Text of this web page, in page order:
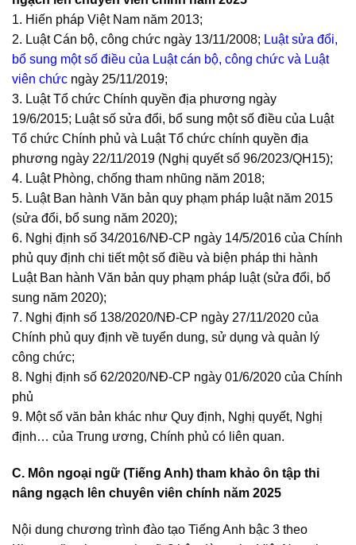
1. Hiến pháp Việt Nam năm 2013;
2. Luật Cán bộ, công chức ngày 13/11/2008; Luật sửa đổi,
bổ sung một số điều của Luật cán bộ, công chức và Luật
viên chức ngày 25/11/2019;
3. Luật Tổ chức Chính quyền địa phương ngày
19/6/2015; Luật số sửa đổi, bổ sung một số điều của Luật
Tổ chức Chính phủ và Luật Tổ chức chính quyền địa
phương ngày 22/11/2019 (Nghị quyết số 96/2023/QH15);
4. Luật Phòng, chống tham nhũng năm 2018;
5. Luật Ban hành Văn bản quy phạm pháp luật năm 2015
(sửa đổi, bổ sung năm 2020);
6. Nghị định số 34/2016/NĐ-CP ngày 14/5/2016 của Chính
phủ quy định chi tiết một số điều và biện pháp thi hành
Luật Ban hành Văn bản quy phạm pháp luật (sửa đổi, bổ
sung năm 2020);
7. Nghị định số 138/2020/NĐ-CP ngày 27/11/2020 của
Chính phủ quy định về tuyển dung, sử dụng và quản lý
công chức;
8. Nghị định số 62/2020/NĐ-CP ngày 01/6/2020 của Chính
phủ
9. Một số văn bản khác như Quy định, Nghị quyết, Nghị
định… của Trung ương, Chính phủ có liên quan.
C. Môn ngoại ngữ (Tiếng Anh) tham khảo ôn tập thi
nâng ngạch lên chuyên viên chính năm 2025
Nội dung chương trình đào tạo Tiếng Anh bậc 3 theo